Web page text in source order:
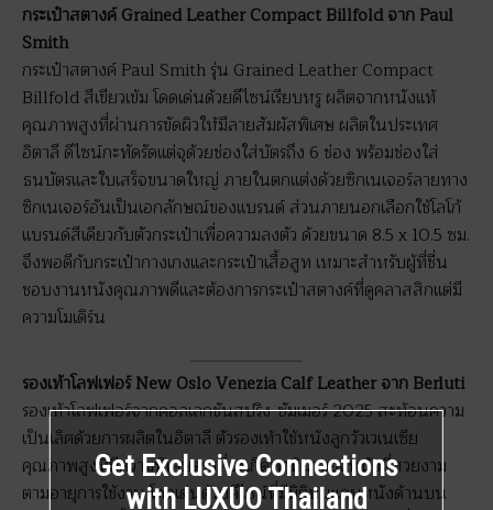
กระเป๋าสตางค์ Grained Leather Compact Billfold จาก Paul
Smith
กระเป๋าสตางค์ Paul Smith รุ่น Grained Leather Compact
Billfold สีเขียวเข้ม โดดเด่นด้วยดีไซน์เรียบหรู ผลิตจากหนังแท้
คุณภาพสูงที่ผ่านการขัดผิวให้มีลายสัมผัสพิเศษ ผลิตในประเทศ
อิตาลี ดีไซน์กะทัดรัดแต่จุด้วยช่องใส่บัตรถึง 6 ช่อง พร้อมช่องใส่
ธนบัตรและใบเสร็จขนาดใหญ่ ภายในตกแต่งด้วยซิกเนเจอร์ลายทาง
ซิกเนเจอร์อันเป็นเอกลักษณ์ของแบรนด์ ส่วนภายนอกเลือกใช้โลโก้
แบรนด์สีเดียวกับตัวกระเป๋าเพื่อความลงตัว ด้วยขนาด 8.5 x 10.5 ซม.
จึงพอดีกับกระเป๋ากางเกงและกระเป๋าเสื้อสูท เหมาะสำหรับผู้ที่ชื่น
ชอบงานหนังคุณภาพดีและต้องการกระเป๋าสตางค์ที่ดูคลาสสิกแต่มี
ความโมเดิร์น
รองเท้าโลฟเฟอร์ New Oslo Venezia Calf Leather จาก Berluti
รองเท้าโลฟเฟอร์จากคอลเลกชันสปริง-ซัมเมอร์ 2025 สะท้อนความ
เป็นเลิศด้วยการผลิตในอิตาลี ตัวรองเท้าใช้หนังลูกวัวเวเนเซีย
คุณภาพสูงที่มีความพิเศษตรงที่จะเกิดพาทินาของหนังที่สวยงาม
ตามอายุการใช้งาน โดดเด่นด้วยดีไซน์ที่มีมิติบนแถบหนังด้านบน
Get Exclusive Connections
with LUXUO Thailand